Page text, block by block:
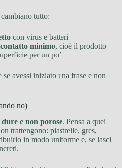
tutto:
con virus e batteri
minimo, cioè il prodotto
per un po’
se avessi iniziato una frase e non
no)
e non porose. Pensa a quei
trattengono: piastrelle, gres,
in modo uniforme e, se lasci